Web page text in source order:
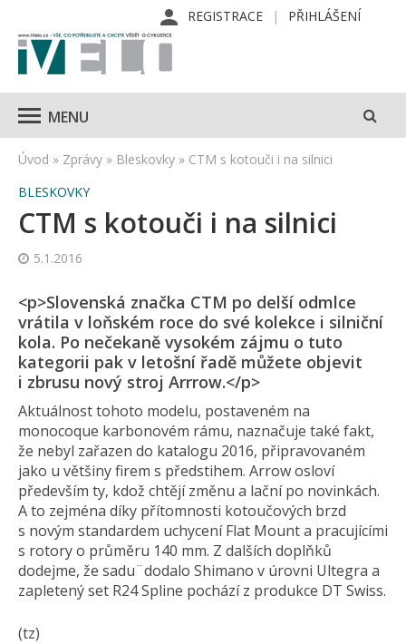
REGISTRACE PŘIHLÁŠENÍ
MENU
Úvod » Zprávy » Bleskovky » CTM s kotouči i na silnici
BLESKOVKY
CTM s kotouči i na silnici
5.1.2016
<p>Slovenská značka CTM po delší odmlce
vrátila v loňském roce do své kolekce i silniční
kola. Po nečekaně vysokém zájmu o tuto
kategorii pak v letošní řadě můžete objevit
i zbrusu nový stroj Arrrow.</p>
Aktuálnost tohoto modelu, postaveném na
monocoque karbonovém rámu, naznačuje také fakt,
že nebyl zařazen do katalogu 2016, připravovaném
jako u většiny firem s předstihem. Arrow osloví
především ty, kdož chtějí změnu a lační po novinkách.
A to zejména díky přítomnosti kotoučových brzd
s novým standardem uchycení Flat Mount a pracujícími
s rotory o průměru 140 mm. Z dalších doplňků
dodejme, že sadu¨dodalo Shimano v úrovni Ultegra a
zapletený set R24 Spline pochází z produkce DT Swiss.
(tz)